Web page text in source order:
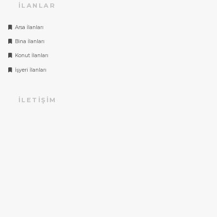
İLANLAR
Arsa İlanları
Bina İlanları
Konut İlanları
İşyeri İlanları
İLETIŞIM